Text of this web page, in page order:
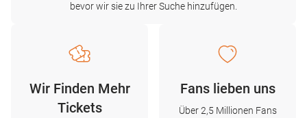
bevor wir sie zu Ihrer Suche hinzufügen.
Wir Finden Mehr
Tickets
Fans lieben uns
Über 2,5 Millionen Fans